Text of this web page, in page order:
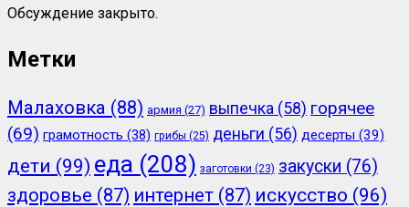
Обсуждение закрыто.
Метки
Малаховка (88) армия (27) выпечка (58) горячее
(69) грамотность (38) грибы (25) деньги (56) десерты (39)
дети (99) еда (208) заготовки (23) закуски (76)
здоровье (87) интернет (87) искусство (96)